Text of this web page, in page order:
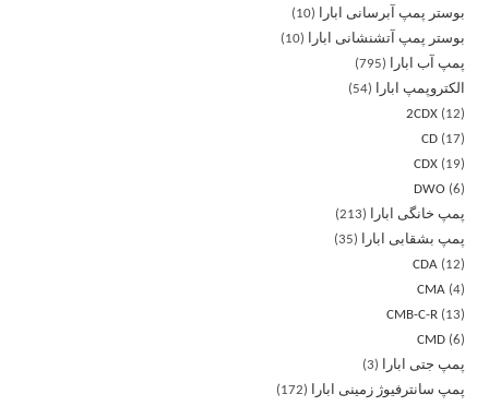
بوستر پمپ آبرسانی ابارا
10
بوستر پمپ آتشنشانی ابارا
10
پمپ آب ابارا
795
الکتروپمپ ابارا
54
2CDX
12
CD
17
CDX
19
DWO
6
پمپ خانگی ابارا
213
پمپ بشقابی ابارا
35
CDA
12
CMA 4
CMB-C-R
13
CMD 6
پمپ جتی ابارا
3
پمپ سانترفیوژ زمینی ابارا
172